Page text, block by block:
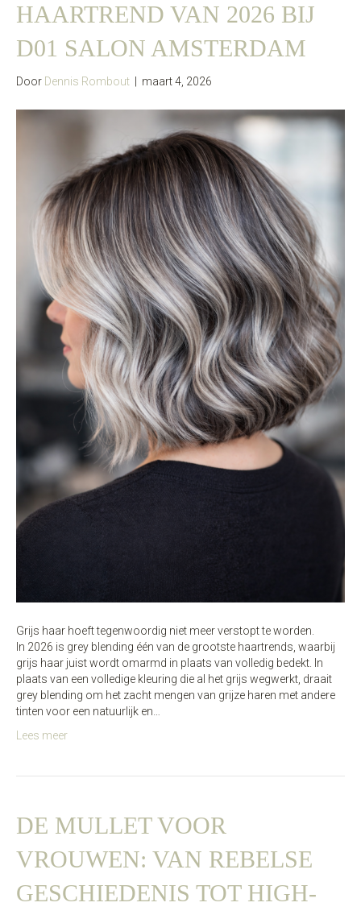
HAARTREND VAN 2026 BIJ
D01 SALON AMSTERDAM
Door Dennis Rombout maart 4, 2026
Grijs haar hoeft tegenwoordig niet meer verstopt te worden.
In 2026 is grey blending één van de grootste haartrends, waarbij
grijs haar juist wordt omarmd in plaats van volledig bedekt. In
plaats van een volledige kleuring die al het grijs wegwerkt, draait
grey blending om het zacht mengen van grijze haren met andere
tinten voor een natuurlijk en…
Lees meer
DE MULLET VOOR
VROUWEN: VAN REBELSE
GESCHIEDENIS TOT HIGH-